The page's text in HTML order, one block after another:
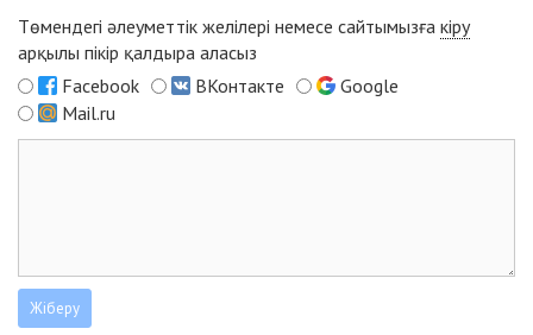
Төмендегі әлеуметтік желілері немесе сайтымызға кіру
арқылы пікір қалдыра аласыз
Facebook
ВКонтакте
Google
Mail.ru